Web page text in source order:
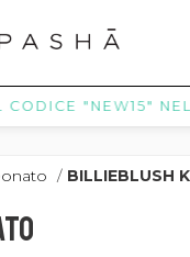
CODICE "NEW15"
/ BILLIEBLUSH